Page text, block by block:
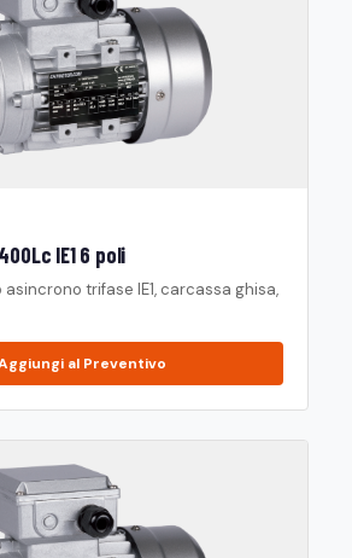
IE1 6 poli
trifase IE1, carcassa ghisa,
al Preventivo